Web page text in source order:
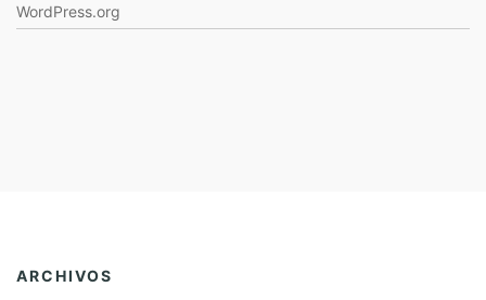
WordPress.org
ARCHIVOS